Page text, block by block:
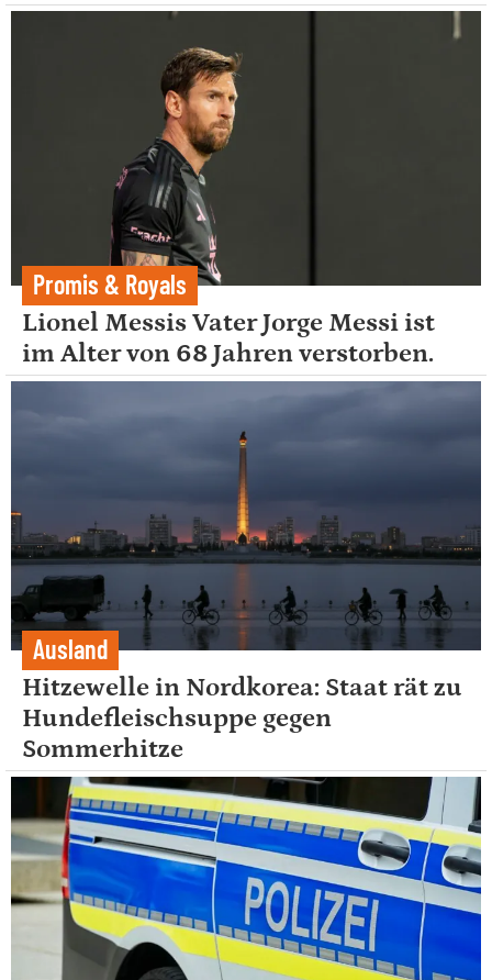
Promis & Royals
Lionel Messis Vater Jorge Messi ist
im Alter von 68 Jahren verstorben.
Ausland
Hitzewelle in Nordkorea: Staat rät zu
Hundefleischsuppe gegen
Sommerhitze